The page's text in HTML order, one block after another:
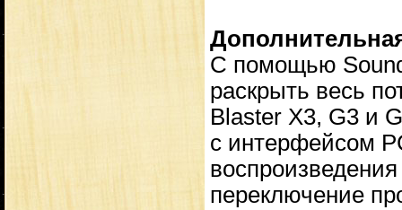
С помощью
раскрыть весь
Blaster X3, G3 и
с интерфейсом
переключение